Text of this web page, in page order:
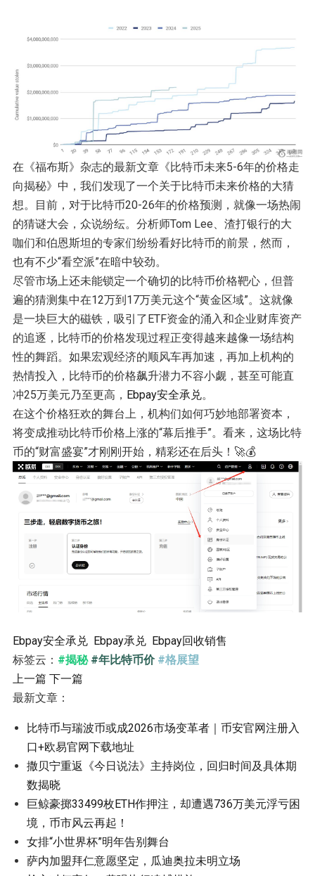
在《福布斯》杂志的最新文章《比特币未来5-6年的价格走
向揭秘》中，我们发现了一个关于比特币未来价格的大猜
想。目前，对于比特币20-26年的价格预测，就像一场热闹
的猜谜大会，众说纷纭。分析师Tom Lee、渣打银行的大
咖们和伯恩斯坦的专家们纷纷看好比特币的前景，然而，
也有不少“看空派”在暗中较劲。
尽管市场上还未能锁定一个确切的比特币价格靶心，但普
遍的猜测集中在12万到17万美元这个“黄金区域”。这就像
是一块巨大的磁铁，吸引了ETF资金的涌入和企业财库资产
的追逐，比特币的价格发现过程正变得越来越像一场结构
性的舞蹈。如果宏观经济的顺风车再加速，再加上机构的
热情投入，比特币的价格飙升潜力不容小觑，甚至可能直
冲25万美元乃至更高， Ebpay安全承兑。
在这个价格狂欢的舞台上，机构们如何巧妙地部署资本，
将变成推动比特币价格上涨的“幕后推手”。看来，这场比特
币的“财富盛宴”才刚刚开始，精彩还在后头！🚀💰
Ebpay安全承兑 Ebpay承兑 Ebpay回收销售
标签云： #揭秘 #年比特币价 #格展望
上一篇 下一篇
最新文章：
比特币与瑞波币或成2026市场变革者｜币安官网注册入
口+欧易官网下载地址
撒贝宁重返《今日说法》主持岗位，回归时间及具体期
数揭晓
巨鲸豪掷33499枚ETH作押注，却遭遇736万美元浮亏困
境，币市风云再起！
女排“小世界杯”明年告别舞台
萨内加盟拜仁意愿坚定，瓜迪奥拉未明立场